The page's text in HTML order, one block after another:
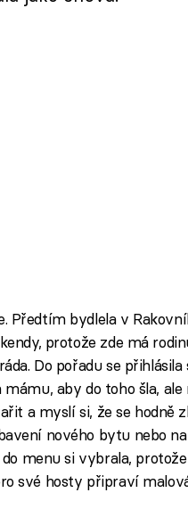
Předtím bydlela v
protože zde má
Do pořadu se přihlásila
aby do toho šla, ale
a myslí si, že se hodně
nového bytu nebo
menu si vybrala,
své hosty připraví